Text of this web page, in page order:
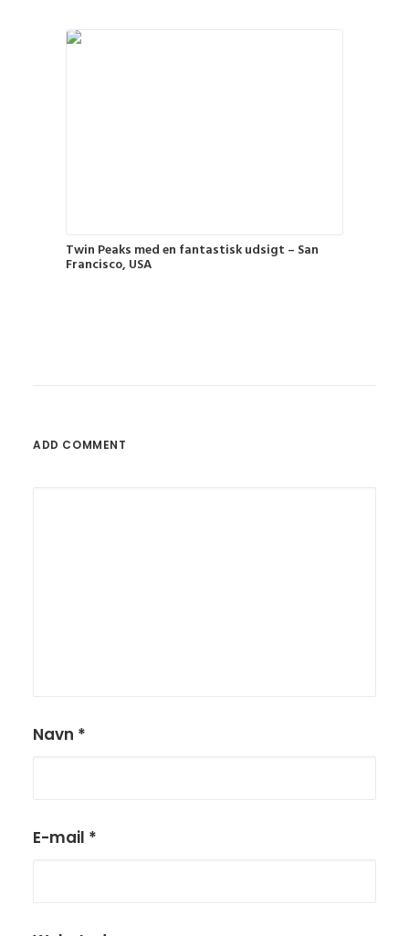
Twin Peaks med en fantastisk udsigt – San
Francisco, USA
ADD COMMENT
Navn *
E-mail *